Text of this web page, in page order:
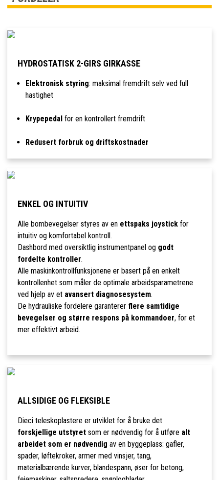
HYDROSTATISK 2-GIRS GIRKASSE
Elektronisk styring: maksimal fremdrift selv ved full
hastighet
Krypepedal for en kontrollert fremdrift
Redusert forbruk og driftskostnader
ENKEL OG INTUITIV
Alle bombevegelser styres av en ettspaks joystickfor
intuitiv og komfortabel kontroll.
Dashbord med oversiktlig instrumentpanel og godt
fordelte kontroller.
Alle maskinkontrollfunksjonene er basert på en enkelt
kontrollenhet som måler de optimale arbeidsparametrene
ved hjelp av et avansert diagnosesystem.
De hydrauliske fordelere garanterer flere samtidige
bevegelser og større respons på kommandoer, for et
mer effektivt arbeid.
ALLSIDIGE OG FLEKSIBLE
Dieci teleskoplastere er utviklet for å bruke det
forskjellige utstyretsom er nødvendig for å utføre alt
arbeidet som er nødvendig av en byggeplass: gafler,
spader, løftekroker, armer med vinsjer, tang,
materialbærende kurver, blandespann, øser for betong,